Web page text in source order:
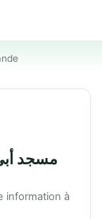
information à